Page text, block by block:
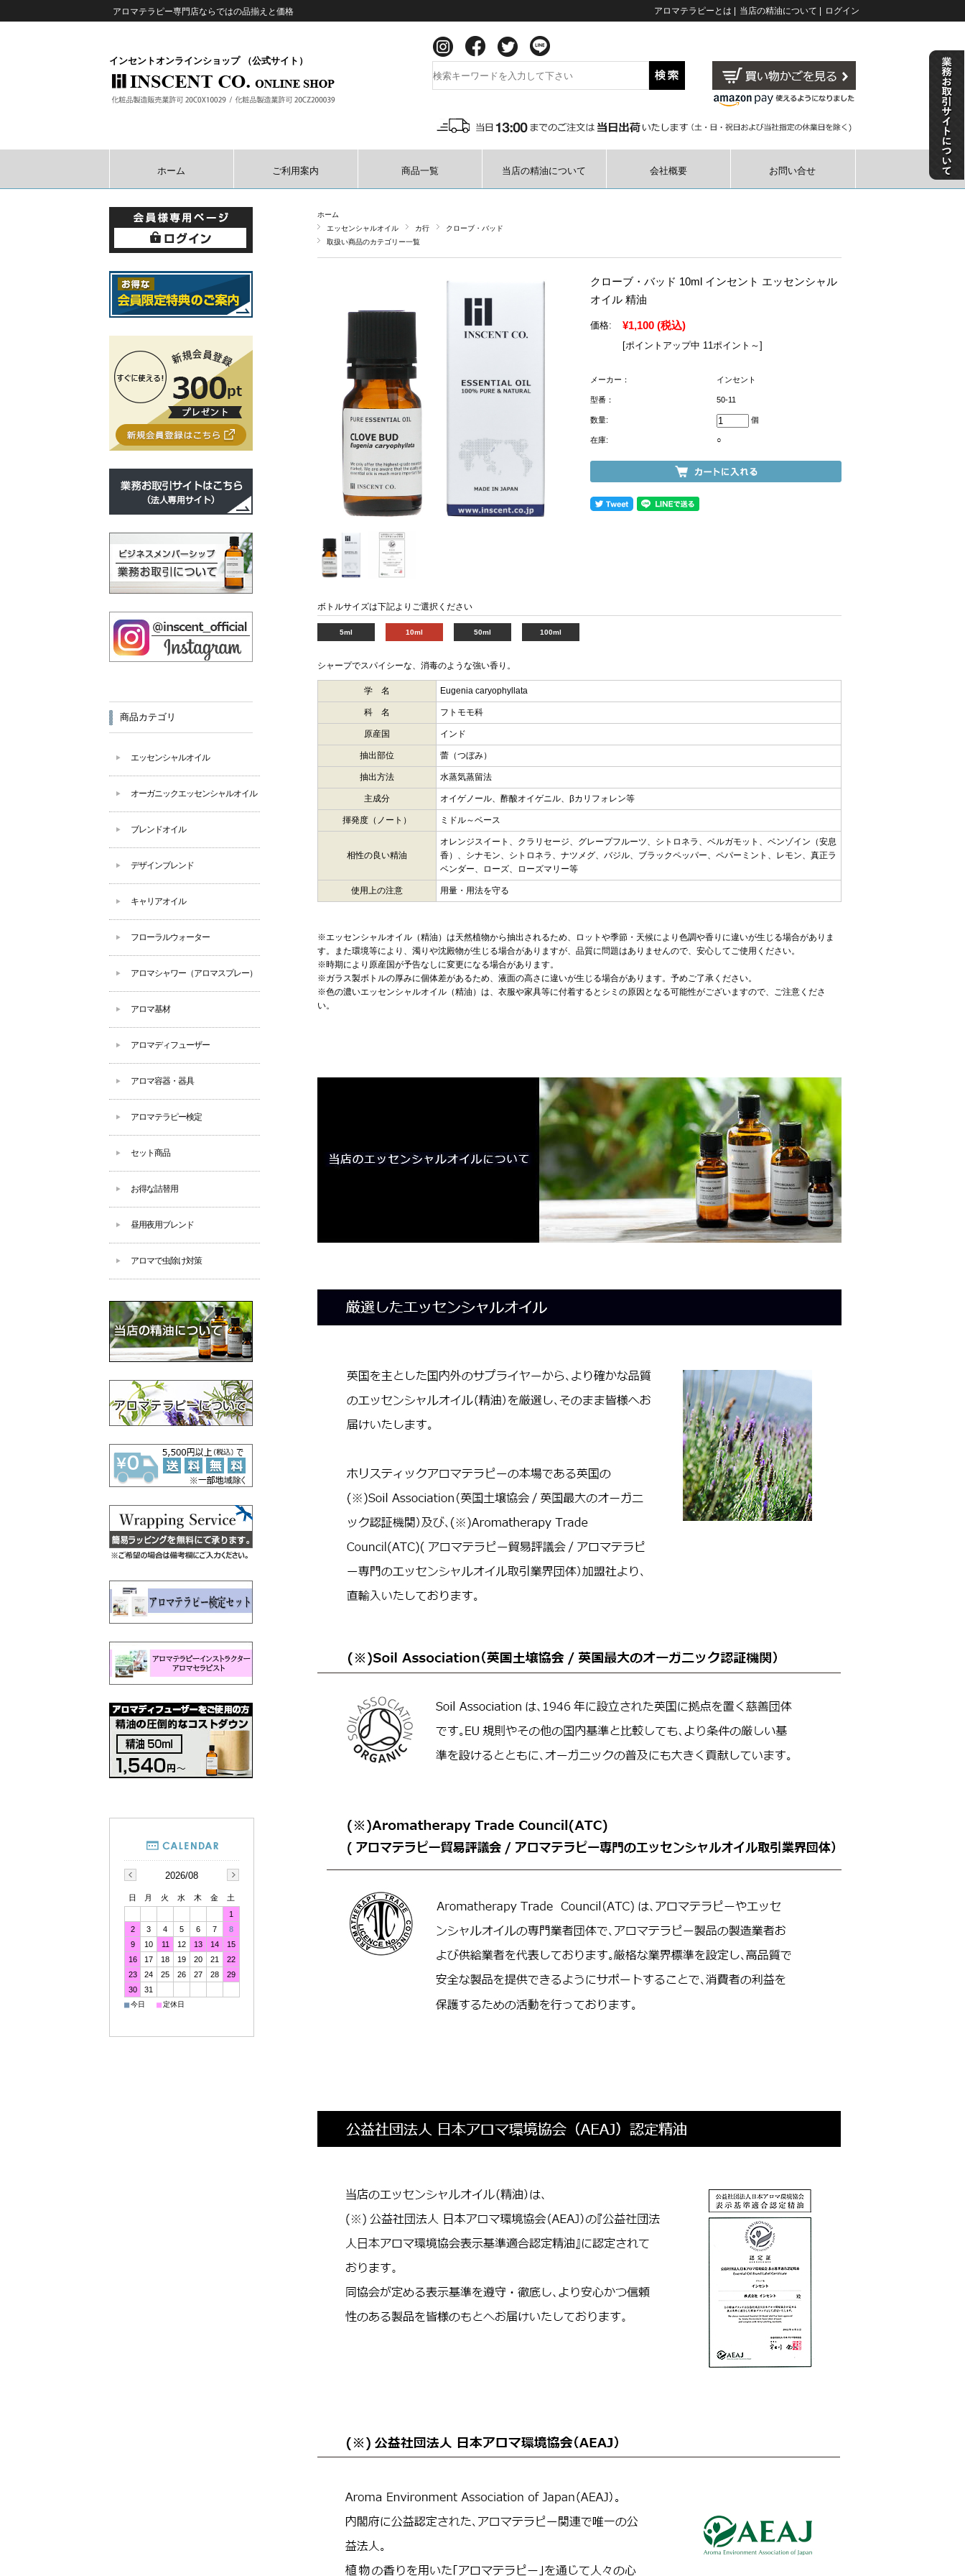
アロマテラピー専門店ならではの品揃えと価格 アロマテラピーとは 当店の精油について ログイン
インセントオンラインショップ （公式サイト）
ホーム ご利用案内 商品一覧 当店の精油について 会社概要 お問い合せ
ホーム
エッセンシャルオイル
カ行
クローブ・バッド
取扱い商品のカテゴリー一覧
クローブ・バッド 10ml インセント エッセンシャル
オイル 精油
価格: ¥1,100 (税込)
[ポイントアップ中 11ポイント～]
メーカー： インセント
型番： 50-11
数量: 個
在庫: ○
ボトルサイズは下記よりご選択ください
5ml 10ml 50ml 100ml
シャープでスパイシーな、消毒のような強い香り。
学 名 Eugenia caryophyllata
科 名 フトモモ科
原産国 インド
抽出部位 蕾（つぼみ）
抽出方法 水蒸気蒸留法
主成分 オイゲノール、酢酸オイゲニル、βカリフォレン等
揮発度（ノート） ミドル～ベース
相性の良い精油
オレンジスイート、クラリセージ、グレープフルーツ、シトロネラ、ベルガモット、ベンゾイン（安息
香）、シナモン、シトロネラ、ナツメグ、バジル、ブラックペッパー、ペパーミント、レモン、真正ラ
ベンダー、ローズ、ローズマリー等
使用上の注意 用量・用法を守る
※エッセンシャルオイル（精油）は天然植物から抽出されるため、ロットや季節・天候により色調や香りに違いが生じる場合がありま
す。また環境等により、濁りや沈殿物が生じる場合がありますが、品質に問題はありませんので、安心してご使用ください。
※時期により原産国が予告なしに変更になる場合があります。
※ガラス製ボトルの厚みに個体差があるため、液面の高さに違いが生じる場合があります。予めご了承ください。
※色の濃いエッセンシャルオイル（精油）は、衣服や家具等に付着するとシミの原因となる可能性がございますので、ご注意くださ
い。
商品カテゴリ
エッセンシャルオイル
オーガニックエッセンシャルオイル
ブレンドオイル
デザインブレンド
キャリアオイル
フローラルウォーター
アロマシャワー（アロマスプレー）
アロマ基材
アロマディフューザー
アロマ容器・器具
アロマテラピー検定
セット商品
お得な詰替用
昼用夜用ブレンド
アロマで虫除け対策
2026/08
日 月 火 水 木 金
土
1
2
3 4 5 6 7
8
9
10 11 12 13 14
15
16
17 18 19 20 21
22
23
24 25 26 27 28
29
30
31
■今日 ■定休日